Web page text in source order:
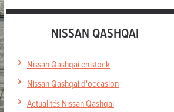
NISSAN QASHQAI
Nissan Qashqai en stock
Nissan Qashqai d'occasion
Actualités Nissan Qashqai